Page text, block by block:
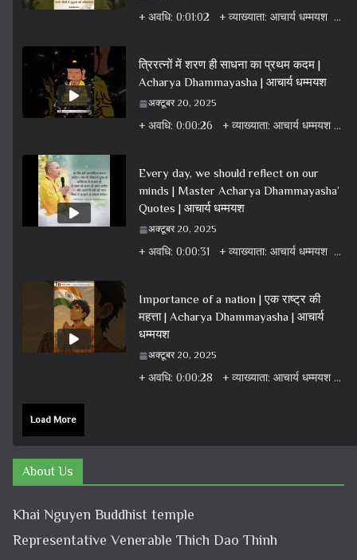
+ अवधि: 0:01:02 + व्याख्याता: आचार्य धम्मयश + वर्ग: वीडियो + विषय: धर्म वार्ता वीडियो + एल्बम: धर्म
त्रिरत्नों में शरण ही साधना का प्रथम कदम |
Acharya Dhammayasha | आचार्य धम्मयश
अक्टूबर 20, 2025
+ अवधि: 0:00:26 + व्याख्याता: आचार्य धम्मयश + वर्ग: वीडियो + विषय: धर्म वार्ता वीडियो + एल्बम: धर्म
Every day, we should reflect on our
minds | Master Acharya Dhammayasha’
Quotes | आचार्य धम्मयश
अक्टूबर 20, 2025
+ अवधि: 0:00:31 + व्याख्याता: आचार्य धम्मयश + वर्ग: वीडियो + विषय: धर्म वार्ता वीडियो + एल्बम: धर्म
Importance of a nation | एक राष्ट्र की
महत्ता | Acharya Dhammayasha | आचार्य
धम्मयश
अक्टूबर 20, 2025
+ अवधि: 0:00:28 + व्याख्याता: आचार्य धम्मयश + वर्ग: वीडियो + विषय: धर्म वार्ता वीडियो + एल्बम: धर्म
Load More
About Us
Khai Nguyen Buddhist temple
Representative Venerable Thich Dao Thinh